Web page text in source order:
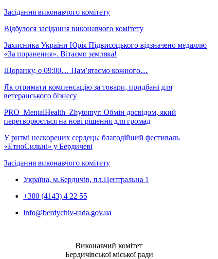
Засідання виконавчого комітету
Відбулося засідання виконавчого комітету
Захисника України Юрія Підвисоцького відзначено медаллю
«За поранення». Вітаємо земляка!
Щоранку, о 09:00… Пам’ятаємо кожного…
Як отримати компенсацію за товари, придбані для
ветеранського бізнесу
PRO_MentalHealth_Zhytomyr: Обмін досвідом, який
перетворюється на нові рішення для громад
У ритмі нескорених сердець: благодійний фестиваль
«ЕтноСильні» у Бердичеві
Засідання виконавчого комітету
Україна, м.Бердичів, пл.Центральна 1
+380 (4143) 4 22 55
info@berdychiv-rada.gov.ua
Виконавчий комітет
Бердичівської міської ради